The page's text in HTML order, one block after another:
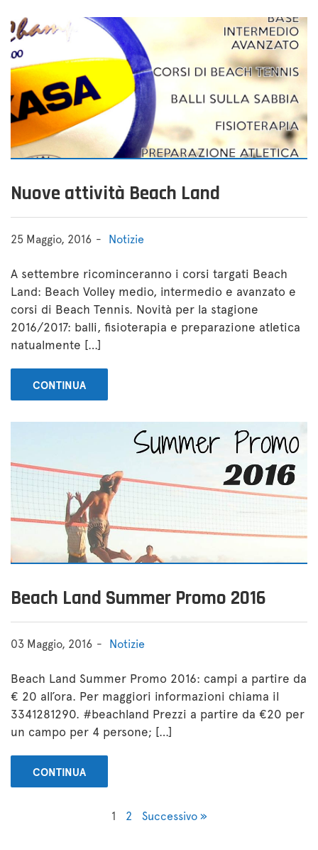
Nuove attività Beach Land
25 Maggio, 2016 Notizie
A settembre ricominceranno i corsi targati Beach
Land: Beach Volley medio, intermedio e avanzato e
corsi di Beach Tennis. Novità per la stagione
2016/2017: balli, fisioterapia e preparazione atletica
natualmente […]
CONTINUA
Beach Land Summer Promo 2016
03 Maggio, 2016 Notizie
Beach Land Summer Promo 2016: campi a partire da
€ 20 all’ora. Per maggiori informazioni chiama il
3341281290. #beachland Prezzi a partire da €20 per
un campo per 4 persone; […]
CONTINUA
1 2 Successivo »